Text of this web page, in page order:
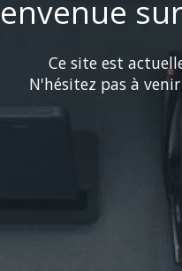
Ce site est
N'hésitez pas à